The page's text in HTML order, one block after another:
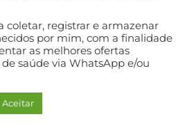
TODOS OS DIREITOS RESERVADOS.
coletar, registrar e armazenar
por mim, com a finalidade
as melhores ofertas
saúde via WhatsApp e/ou
Aceitar